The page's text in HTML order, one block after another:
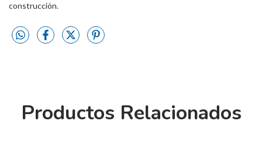
construcción.
Productos Relacionados